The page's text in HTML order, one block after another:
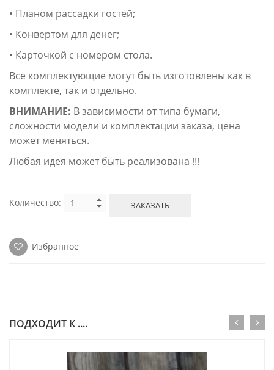
• Планом рассадки гостей;
• Конвертом для денег;
• Карточкой с номером стола.
Все комплектующие могут быть изготовлены как в
комплекте, так и отдельно.
ВНИМАНИЕ: В зависимости от типа бумаги,
сложности модели и комплектации заказа, цена
может меняться.
Любая идея может быть реализована !!!
Количество: ЗАКАЗАТЬ
Избранное
ПОДХОДИТ К ....